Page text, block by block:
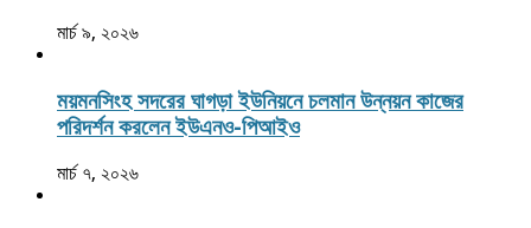
মার্চ ৯, ২০২৬
ময়মনসিংহ সদরের ঘাগড়া ইউনিয়নে চলমান উন্নয়ন কাজের
পরিদর্শন করলেন ইউএনও-পিআইও
মার্চ ৭, ২০২৬